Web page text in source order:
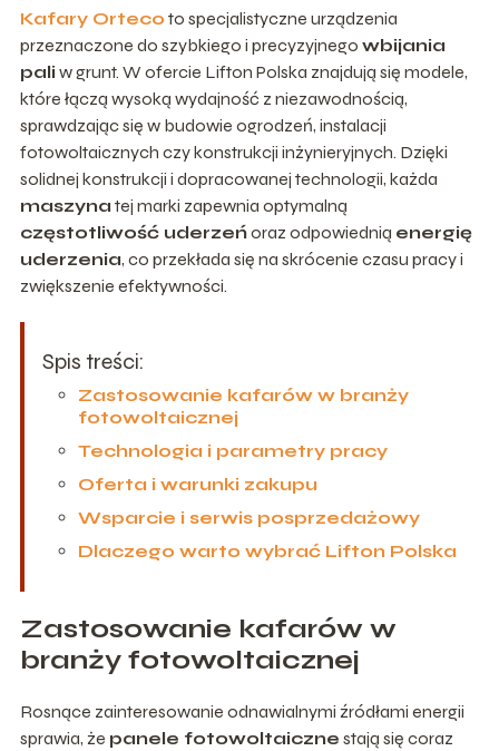
Kafary Orteco to specjalistyczne urządzenia
przeznaczone do szybkiego i precyzyjnego wbijania
pali w grunt. W ofercie Lifton Polska znajdują się modele,
które łączą wysoką wydajność z niezawodnością,
sprawdzając się w budowie ogrodzeń, instalacji
fotowoltaicznych czy konstrukcji inżynieryjnych. Dzięki
solidnej konstrukcji i dopracowanej technologii, każda
maszyna tej marki zapewnia optymalną
częstotliwość uderzeńoraz odpowiednią energię
uderzenia, co przekłada się na skrócenie czasu pracy i
zwiększenie efektywności.
Spis treści:
Zastosowanie kafarów w branży
fotowoltaicznej
Technologia i parametry pracy
Oferta i warunki zakupu
Wsparcie i serwis posprzedażowy
Dlaczego warto wybrać Lifton Polska
Zastosowanie kafarów w
branży fotowoltaicznej
Rosnące zainteresowanie odnawialnymi źródłami energii
sprawia, że panele fotowoltaiczne stają się coraz